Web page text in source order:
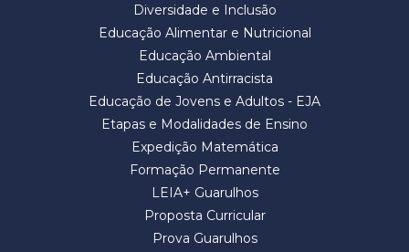
Diversidade e Inclusão
Educação Alimentar e Nutricional
Educação Ambiental
Educação Antirracista
Educação de Jovens e Adultos - EJA
Etapas e Modalidades de Ensino
Expedição Matemática
Formação Permanente
LEIA+ Guarulhos
Proposta Curricular
Prova Guarulhos